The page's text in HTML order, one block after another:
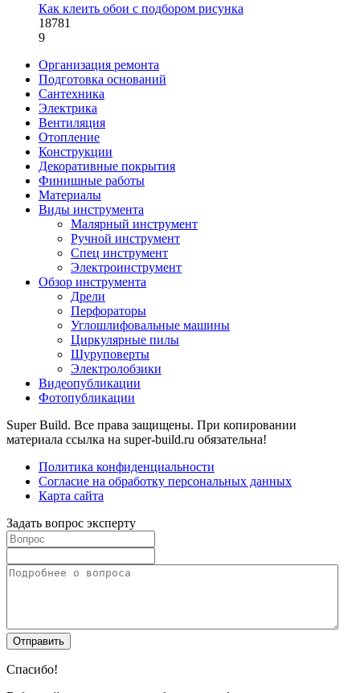
Как клеить обои с подбором рисунка
18781
9
Организация ремонта
Подготовка оснований
Сантехника
Электрика
Вентиляция
Отопление
Конструкции
Декоративные покрытия
Финишные работы
Материалы
Виды инструмента
Малярный инструмент
Ручной инструмент
Спец инструмент
Электроинструмент
Обзор инструмента
Дрели
Перфораторы
Углошлифовальные машины
Циркулярные пилы
Шуруповерты
Электролобзики
Видеопубликации
Фотопубликации
Super Build. Все права защищены. При копировании
материала ссылка на super-build.ru обязательна!
Политика конфиденциальности
Согласие на обработку персональных данных
Карта сайта
Задать вопрос эксперту
Спасибо!